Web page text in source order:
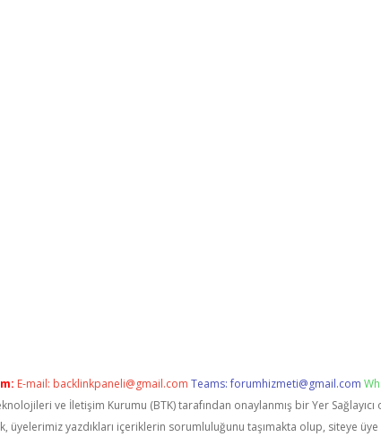
E-mail: backlinkpaneli@gmail.com Teams:forumhizmeti@gmail.com
ve İletişim Kurumu (BTK) tarafından onaylanmış bir Yer
üyelerimiz yazdıkları içeriklerin sorumluluğunu taşımakta olup, siteye